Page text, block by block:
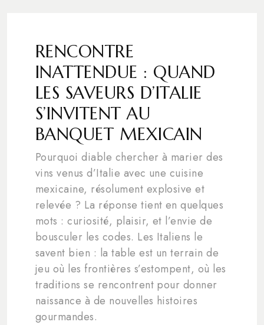
RENCONTRE
INATTENDUE : QUAND
LES SAVEURS D’ITALIE
S’INVITENT AU
BANQUET MEXICAIN
Pourquoi diable chercher à marier des
vins venus d’Italie avec une cuisine
mexicaine, résolument explosive et
relevée ? La réponse tient en quelques
mots : curiosité, plaisir, et l’envie de
bousculer les codes. Les Italiens le
savent bien : la table est un terrain de
jeu où les frontières s’estompent, où les
traditions se rencontrent pour donner
naissance à de nouvelles histoires
gourmandes.